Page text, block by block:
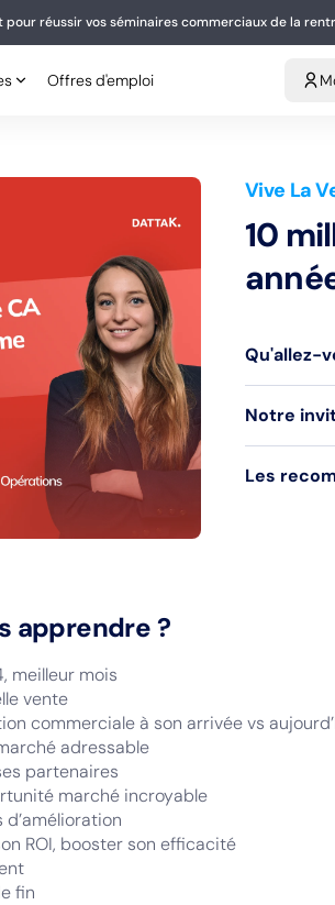
pour réussir vos séminaires commerciaux de la
Offres d'emploi
pour réussir vos séminaires commerciaux de la
Offres d'emploi
Vive La
10
Qu'allez-
Notre
Les
apprendre ?
meilleur mois
vente
commerciale à son arrivée vs
adressable
partenaires
marché incroyable
d’amélioration
ROI, booster son efficacité
fin